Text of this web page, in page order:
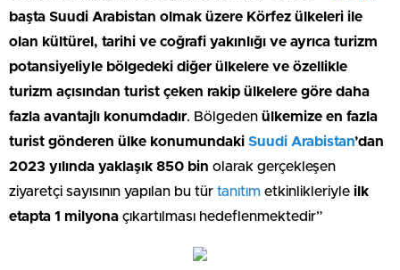
başta Suudi Arabistan olmak üzere Körfez ülkeleri ile
olan kültürel, tarihi ve coğrafi yakınlığı ve ayrıca turizm
potansiyeliyle bölgedeki diğer ülkelere ve özellikle
turizm açısından turist çeken rakip ülkelere göre daha
fazla avantajlı konumdadır. Bölgeden ülkemize en fazla
turist gönderen ülke konumundaki Suudi Arabistan’dan
2023 yılında yaklaşık 850 bin olarak gerçekleşen
ziyaretçi sayısının yapılan bu tür tanıtım etkinlikleriyle ilk
etapta 1 milyona çıkartılması hedeflenmektedir”